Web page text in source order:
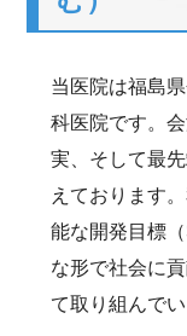
当医院は福島
科医院です。
実、そして最
えております
能な開発目標
な形で社会に
て取り組んでい